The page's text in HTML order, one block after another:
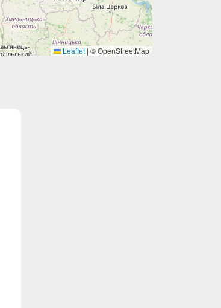
Leaflet | © OpenStreetMap